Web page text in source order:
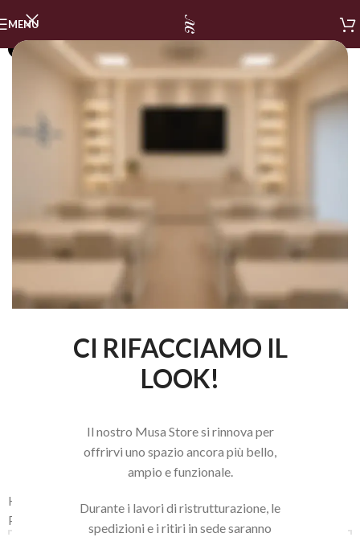
CI RIFACCIAMO IL
LOOK!
Il nostro Musa Store si rinnova per
offrirvi uno spazio ancora più bello,
ampio e funzionale.
Durante i lavori di ristrutturazione, le
spedizioni e i ritiri in sede saranno
MENU
Home LINEA NAILS / PUNTE FRESA E STRUMENTI
PUNTE PER FRESA